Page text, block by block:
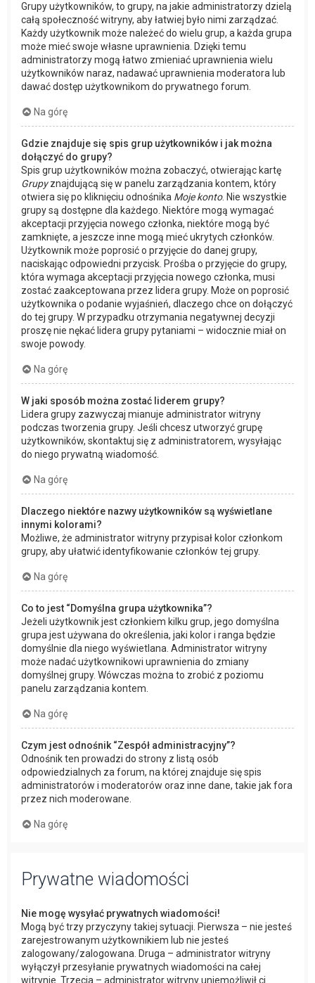
Grupy użytkowników, to grupy, na jakie administratorzy dzielą
całą społeczność witryny, aby łatwiej było nimi zarządzać.
Każdy użytkownik może należeć do wielu grup, a każda grupa
może mieć swoje własne uprawnienia. Dzięki temu
administratorzy mogą łatwo zmieniać uprawnienia wielu
użytkowników naraz, nadawać uprawnienia moderatora lub
dawać dostęp użytkownikom do prywatnego forum.
Na górę
Gdzie znajduje się spis grup użytkowników i jak można
dołączyć do grupy?
Spis grup użytkowników można zobaczyć, otwierając kartę
Grupyznajdującą się w panelu zarządzania kontem, który
otwiera się po kliknięciu odnośnika Moje konto. Nie wszystkie
grupy są dostępne dla każdego. Niektóre mogą wymagać
akceptacji przyjęcia nowego członka, niektóre mogą być
zamknięte, a jeszcze inne mogą mieć ukrytych członków.
Użytkownik może poprosić o przyjęcie do danej grupy,
naciskając odpowiedni przycisk. Prośba o przyjęcie do grupy,
która wymaga akceptacji przyjęcia nowego członka, musi
zostać zaakceptowana przez lidera grupy. Może on poprosić
użytkownika o podanie wyjaśnień, dlaczego chce on dołączyć
do tej grupy. W przypadku otrzymania negatywnej decyzji
proszę nie nękać lidera grupy pytaniami – widocznie miał on
swoje powody.
Na górę
W jaki sposób można zostać liderem grupy?
Lidera grupy zazwyczaj mianuje administrator witryny
podczas tworzenia grupy. Jeśli chcesz utworzyć grupę
użytkowników, skontaktuj się z administratorem, wysyłając
do niego prywatną wiadomość.
Na górę
Dlaczego niektóre nazwy użytkowników są wyświetlane
innymi kolorami?
Możliwe, że administrator witryny przypisał kolor członkom
grupy, aby ułatwić identyfikowanie członków tej grupy.
Na górę
Co to jest “Domyślna grupa użytkownika”?
Jeżeli użytkownik jest członkiem kilku grup, jego domyślna
grupa jest używana do określenia, jaki kolor i ranga będzie
domyślnie dla niego wyświetlana. Administrator witryny
może nadać użytkownikowi uprawnienia do zmiany
domyślnej grupy. Wówczas można to zrobić z poziomu
panelu zarządzania kontem.
Na górę
Czym jest odnośnik “Zespół administracyjny”?
Odnośnik ten prowadzi do strony z listą osób
odpowiedzialnych za forum, na której znajduje się spis
administratorów i moderatorów oraz inne dane, takie jak fora
przez nich moderowane.
Na górę
Prywatne wiadomości
Nie mogę wysyłać prywatnych wiadomości!
Mogą być trzy przyczyny takiej sytuacji. Pierwsza – nie jesteś
zarejestrowanym użytkownikiem lub nie jesteś
zalogowany/zalogowana. Druga – administrator witryny
wyłączył przesyłanie prywatnych wiadomości na całej
witrynie. Trzecia – administrator witryny uniemożliwił ci